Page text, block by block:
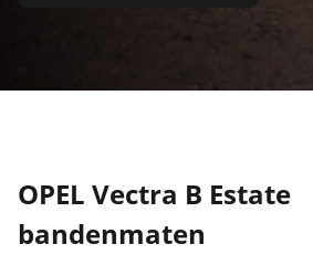
OPEL Vectra B Estate
bandenmaten